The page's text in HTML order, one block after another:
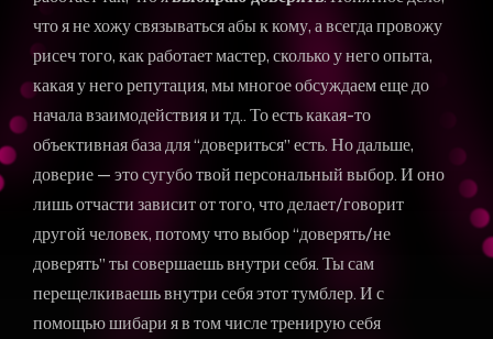
что я не хожу связываться абы к кому, а всегда провожу
рисеч того, как работает мастер, сколько у него опыта,
какая у него репутация, мы многое обсуждаем еще до
начала взаимодействия и тд.. То есть какая-то
объективная база для “довериться” есть. Но дальше,
доверие — это сугубо твой персональный выбор. И оно
лишь отчасти зависит от того, что делает/говорит
другой человек, потому что выбор “доверять/не
доверять” ты совершаешь внутри себя. Ты сам
перещелкиваешь внутри себя этот тумблер. И с
помощью шибари я в том числе тренирую себя